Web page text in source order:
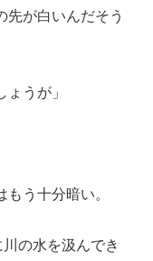
先が白いんだそう
うが」
う十分暗い。
の水を汲んでき